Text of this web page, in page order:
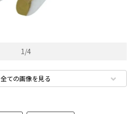
1/4
全ての画像を見る